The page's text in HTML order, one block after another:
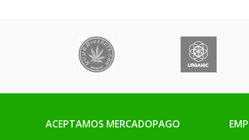
ACEPTAMOS MERCADOPAGO